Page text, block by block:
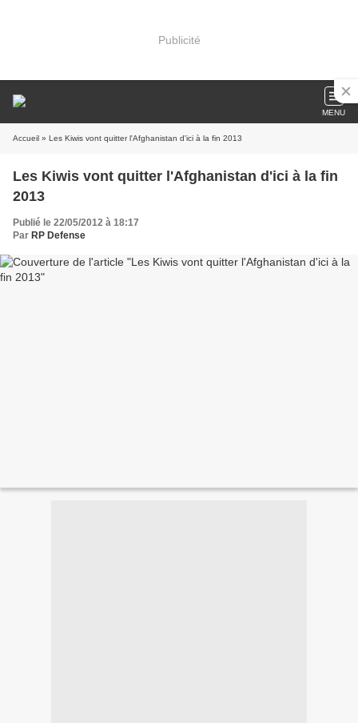
Publicité
MENU
Accueil » Les Kiwis vont quitter l'Afghanistan d'ici à la fin 2013
Les Kiwis vont quitter l'Afghanistan d'ici à la fin
2013
Publié le 22/05/2012 à 18:17
Par RP Defense